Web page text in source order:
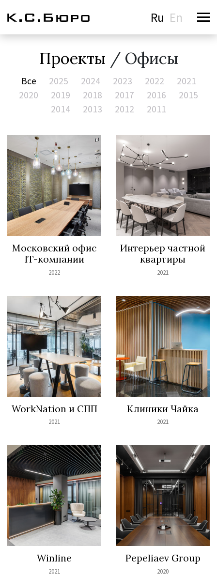
Ru En
Проекты / Офисы
Все 2025 2024 2023 2022
2021
2020
2019 2018 2017 2016
2015
2014
2013 2012 2011
Московский офис
IT-компании
2022
Интерьер частной
квартиры
2021
WorkNation и СПП
2021
Клиники Чайка
2021
Winline
2021
Pepeliaev Group
2020